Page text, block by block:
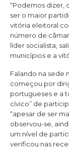
“Podemos dizer,
ser o maior
vitória eleitoral
número de
líder socialista,
municípios e a
Falando na sede
começou por
portugueses e a
cívico” de
“apesar de ser
observou-se,
um nível de
verificou nas